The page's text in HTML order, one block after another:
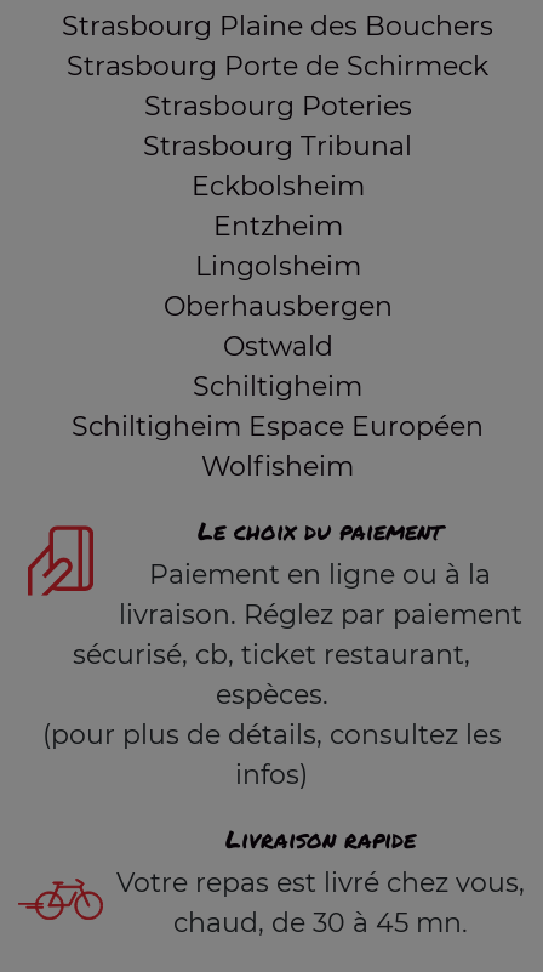
Strasbourg Plaine des Bouchers
Strasbourg Porte de Schirmeck
Strasbourg Poteries
Strasbourg Tribunal
Eckbolsheim
Entzheim
Lingolsheim
Oberhausbergen
Ostwald
Schiltigheim
Schiltigheim Espace Européen
Wolfisheim
Le choix du paiement
Paiement en ligne ou à la
livraison. Réglez par paiement
sécurisé, cb, ticket restaurant,
espèces.
(pour plus de détails, consultez les
infos)
Livraison rapide
Votre repas est livré chez vous,
chaud, de 30 à 45 mn.